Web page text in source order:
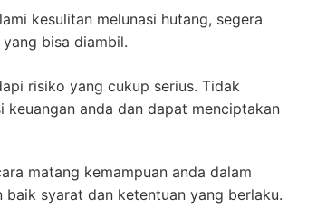
kesulitan melunasi hutang, segera
bisa diambil.
risiko yang cukup serius. Tidak
anda dan dapat menciptakan
matang kemampuan anda dalam
baik syarat dan ketentuan yang berlaku.